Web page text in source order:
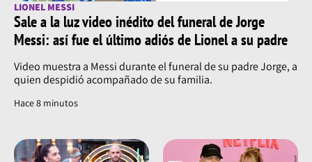
LIONEL MESSI
Sale a la luz video inédito del funeral de Jorge
Messi: así fue el último adiós de Lionel a su padre
Video muestra a Messi durante el funeral de su padre Jorge, a
quien despidió acompañado de su familia.
Hace 8 minutos